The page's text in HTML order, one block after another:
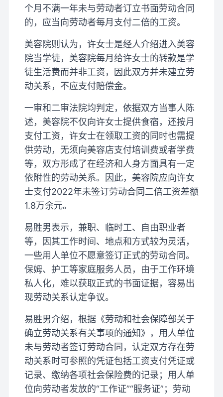
个月不满一年未与劳动者订立书面劳动合同
的，应当向劳动者每月支付二倍的工资。
美容院则认为，许女士是经人介绍进入美容
院当学徒，美容院每月给许女士的转款是学
徒生活费而并非工资，因此双方并未建立劳
动关系，不应支付赔偿金。
一审和二审法院均判定，依据双方当事人陈
述，美容院不仅向许女士提供食宿，还按月
支付工资，许女士在领取工资的同时也需提
供劳动，无须向美容店支付培训费或者学费
等，双方形成了在经济和人身方面具有一定
依附性的劳动关系。因此，美容院应向许女
士支付2022年未签订劳动合同二倍工资差额
1.8万余元。
易胜男表示，兼职、临时工、自由职业者
等，因其工作时间、地点和方式较为灵活，
一些用人单位不愿意签订正式的劳动合同。
保姆、护工等家庭服务人员，由于工作环境
私人化，难以获取正式的书面证据，容易出
现劳动关系认定争议。
易胜男介绍，根据《劳动和社会保障部关于
确立劳动关系有关事项的通知》，用人单位
未与劳动者签订劳动合同，认定双方存在劳
动关系时可参照的凭证包括工资支付凭证或
记录、缴纳各项社会保险费的记录；用人单
位向劳动者发放的“工作证”“服务证”；劳动